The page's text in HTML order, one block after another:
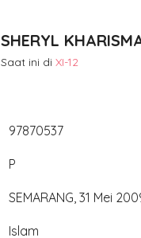
SHERYL
Saat ini di XI-12
97870537
P
SEMARANG, 31 Mei
Islam